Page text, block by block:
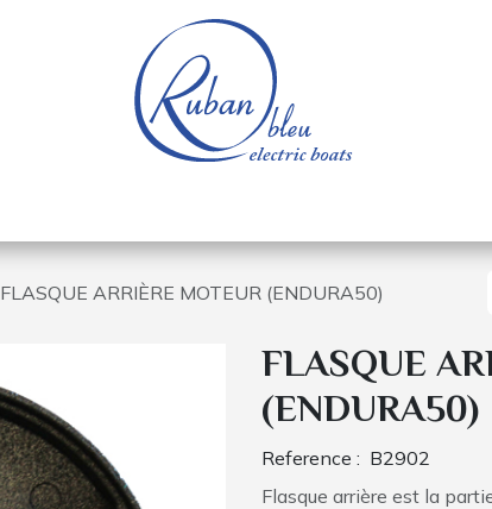
FLASQUE ARRIÈRE MOTEUR (ENDURA50)
FLASQUE
(ENDURA50)
Reference : B2902
Flasque arrière est la